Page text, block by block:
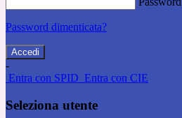
Password dimenticata?
-
Entra con SPID Entra con CIE
Seleziona utente